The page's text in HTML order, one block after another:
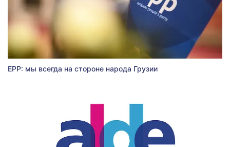
EPP: мы всегда на стороне народа Грузии